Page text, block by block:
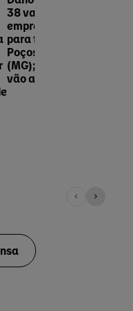
38 vagas de
emprego efetivas
para fábrica em
Poços de Caldas
(MG); inscrições
vão até 30 de junho